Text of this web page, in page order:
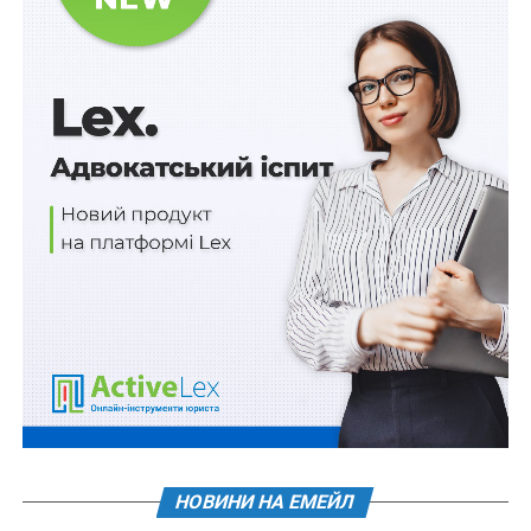
Читайте також
Понад 4 млрд дол. від
Світового банку на пенсійні виплати та програми
Нагадаємо, в Україні деяким категоріям пенсіонерів
слід очікувати зростання пенсійних виплат лише після
Джерело:Юридичний вісник України
Схожі статті:
Аудит системи ТЦК
війною, прильотами та блекаутами”. У Києві…
НОВИНИ НА ЕМЕЙЛ